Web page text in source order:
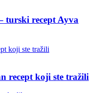
turski recept Ayva
recept koji ste tražili